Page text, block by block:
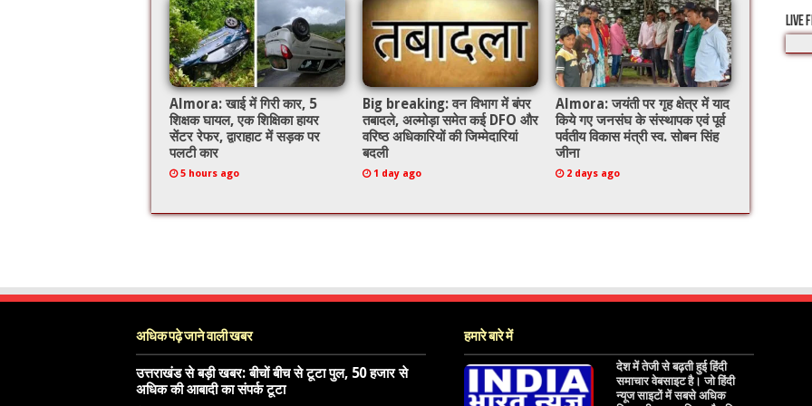
o
k
p
Almora: खाई में गिरी कार, 5
शिक्षक घायल, एक शिक्षिका हायर
सेंटर रेफर, द्वाराहाट में सड़क पर
पलटी कार
5 hours ago
Big breaking: वन विभाग में बंपर
तबादले, अल्मोड़ा समेत कई DFO और
वरिष्ठ अधिकारियों की जिम्मेदारियां
बदली
1 day ago
Almora: जयंती पर गृह क्षेत्र में याद
किये गए जनसंघ के संस्थापक एवं पूर्व
पर्वतीय विकास मंत्री स्व. सोबन सिंह
जीना
2 days ago
LIVE
अधिक पढ़े जाने वाली खबर
उत्तराखंड से बड़ी खबर: बीचों बीच से टूटा पुल, 50 हजार से
अधिक की आबादी का संपर्क टूटा
हमारे बारे में
देश में तेजी से बढ़ती हुई हिंदी
समाचार वेबसाइट है। जो हिंदी
न्यूज साइटों में सबसे अधिक